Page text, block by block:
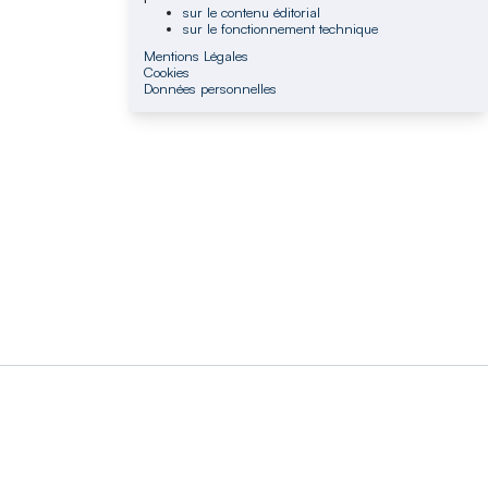
sur le contenu éditorial
sur le fonctionnement technique
Mentions Légales
Cookies
Données personnelles